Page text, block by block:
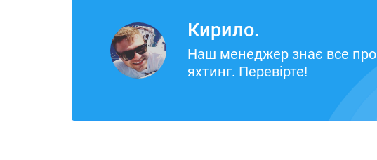
Кирило.
Наш менеджер знає все про
яхтинг. Перевірте!